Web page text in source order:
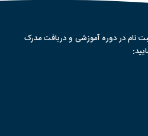
نام در دوره آموزشی و دریافت مدرک